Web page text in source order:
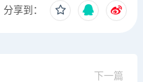
分享到：
下一篇